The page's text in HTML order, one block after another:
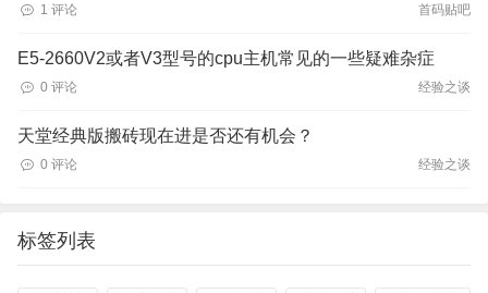
1 评论 首码贴吧
E5-2660V2或者V3型号的cpu主机常见的一些疑难杂症
0 评论 经验之谈
天堂经典版搬砖现在进是否还有机会？
0 评论 经验之谈
标签列表